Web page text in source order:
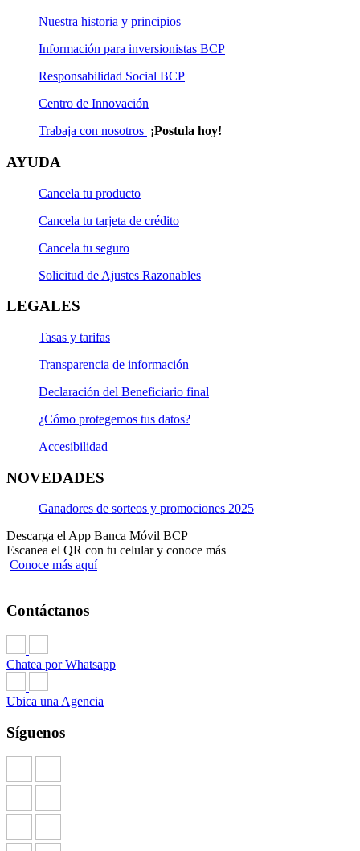
Nuestra historia y principios
Información para inversionistas BCP
Responsabilidad Social BCP
Centro de Innovación
Trabaja con nosotros ¡Postula hoy!
AYUDA
Cancela tu producto
Cancela tu tarjeta de crédito
Cancela tu seguro
Solicitud de Ajustes Razonables
LEGALES
Tasas y tarifas
Transparencia de información
Declaración del Beneficiario final
¿Cómo protegemos tus datos?
Accesibilidad
NOVEDADES
Ganadores de sorteos y promociones 2025
Descarga el App Banca Móvil BCP
Escanea el QR con tu celular y conoce más
Conoce más aquí
Contáctanos
Chatea por Whatsapp
Ubica una Agencia
Síguenos